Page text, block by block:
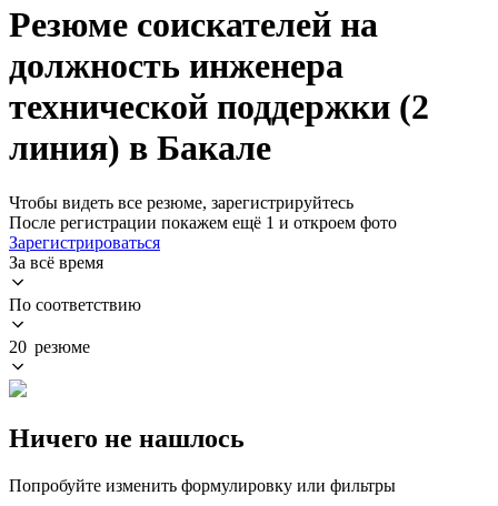
Резюме соискателей на
должность инженера
технической поддержки (2
линия) в Бакале
Чтобы видеть все резюме, зарегистрируйтесь
После регистрации покажем ещё 1 и откроем фото
Зарегистрироваться
За всё время
По соответствию
20 резюме
Ничего не нашлось
Попробуйте изменить формулировку или фильтры